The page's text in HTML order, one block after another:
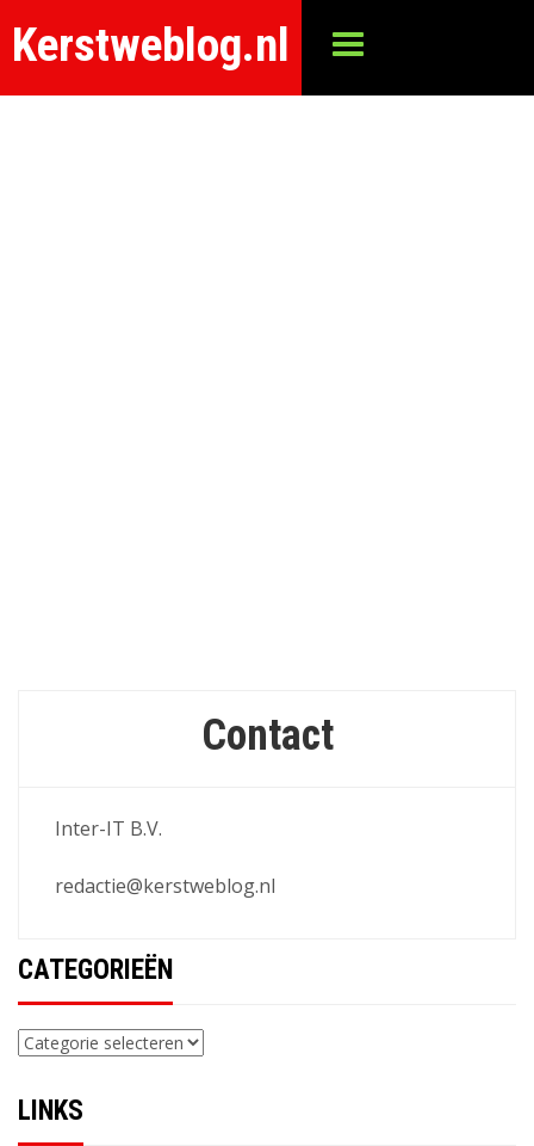
Kerstweblog.nl
Contact
Inter-IT B.V.
redactie@kerstweblog.nl
CATEGORIEËN
Categorieën
LINKS